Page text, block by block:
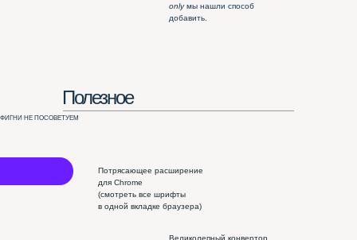
onlyмы нашли способ
добавить.
Полезное
НЕ ПОСОВЕТУЕМ
Потрясающее расширение
для Chrome
(смотреть все шрифты
в одной вкладке браузера)
Великолепный конвертор